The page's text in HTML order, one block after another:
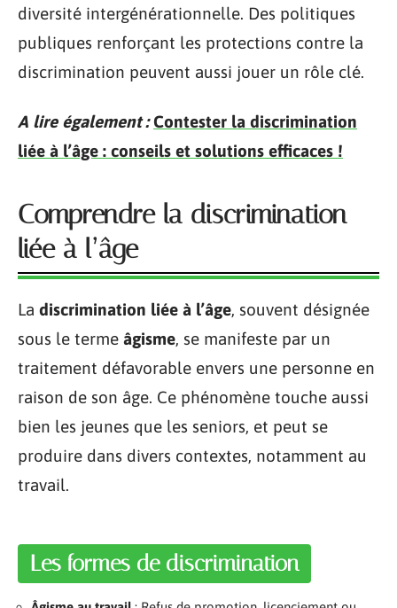
diversité intergénérationnelle. Des politiques
publiques renforçant les protections contre la
discrimination peuvent aussi jouer un rôle clé.
A lire également : Contester la discrimination
liée à l’âge : conseils et solutions efficaces !
Comprendre la discrimination
liée à l’âge
La discrimination liée à l’âge, souvent désignée
sous le terme âgisme, se manifeste par un
traitement défavorable envers une personne en
raison de son âge. Ce phénomène touche aussi
bien les jeunes que les seniors, et peut se
produire dans divers contextes, notamment au
travail.
Les formes de discrimination